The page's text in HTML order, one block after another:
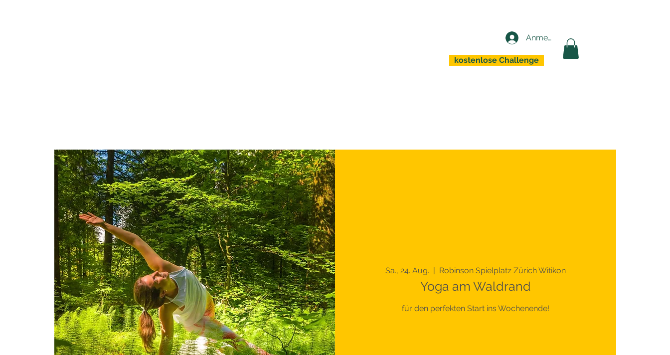
Anmelden
kostenlose Challenge
Sa., 24. Aug.
  |
Robinson Spielplatz Zürich Witikon
Yoga am Waldrand
für den perfekten Start ins Wochenende!